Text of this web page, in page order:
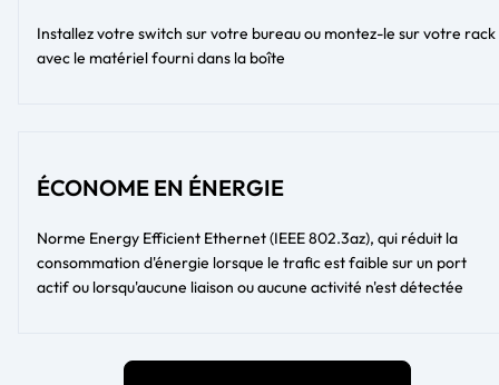
Installez votre switch sur votre bureau ou montez-le sur votre rack
avec le matériel fourni dans la boîte
ÉCONOME EN ÉNERGIE
Norme Energy Efficient Ethernet (IEEE 802.3az), qui réduit la
consommation d'énergie lorsque le trafic est faible sur un port
actif ou lorsqu'aucune liaison ou aucune activité n'est détectée